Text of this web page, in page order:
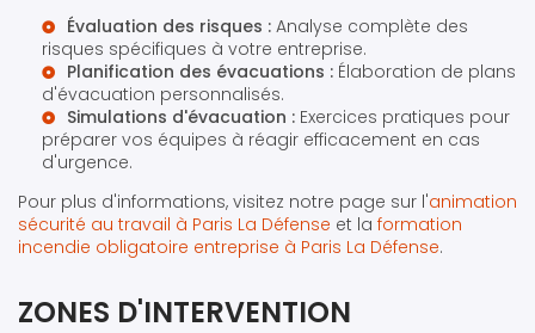
Évaluation des risques : Analyse complète des
risques spécifiques à votre entreprise.
Planification des évacuations : Élaboration de plans
d'évacuation personnalisés.
Simulations d'évacuation : Exercices pratiques pour
préparer vos équipes à réagir efficacement en cas
d'urgence.
Pour plus d'informations, visitez notre page sur l'animation
sécurité au travail à Paris La Défense et la formation
incendie obligatoire entreprise à Paris La Défense.
ZONES D'INTERVENTION